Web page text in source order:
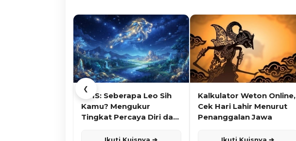
❮
KUIS: Seberapa Leo Sih
Kamu? Mengukur
Tingkat Percaya Diri dan
Kalkulator Weton Online,
Cek Hari Lahir Menurut
Penanggalan Jawa